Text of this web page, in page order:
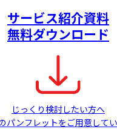
サービス紹介資料
無料ダウンロード
じっくり検討したい方へ
パンフレットをご用意して